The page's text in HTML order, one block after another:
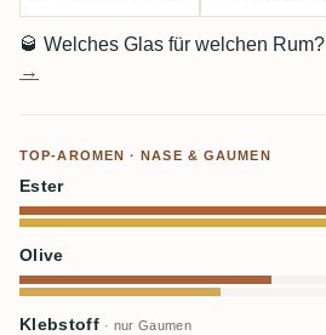
🥃 Welches Glas für welchen Rum?
→
TOP-AROMEN · NASE & GAUMEN
Ester
Olive
Klebstoff · nur Gaumen